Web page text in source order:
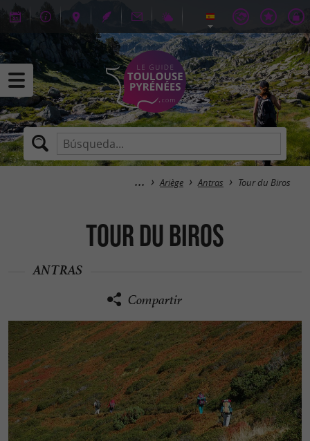
Ariège Antras Tour du Biros
Tour du Biros
ANTRAS
Compartir